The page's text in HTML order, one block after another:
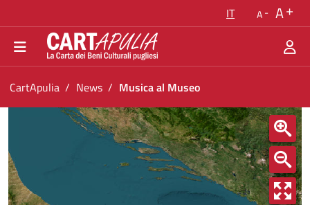
Vai al menu di navigazione
Vai ai contenuti
Vai al footer
IT A A
Ti trovi in:
CartApulia News Musica al Museo
Musica al Museo